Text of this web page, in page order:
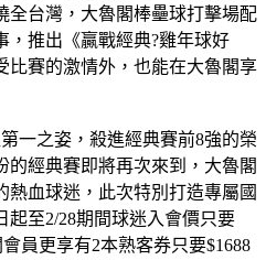
全台灣，大魯閣棒壘球打擊場配
，推出《贏戰經典?雞年球好
比賽的激情外，也能在大魯閣享
一之姿，殺進經典賽前8強的榮
的經典賽即將再次來到，大魯閣
血球迷，此次特別打造專屬國
起至2/28期間球迷入會價只要
員更享有2本熟客券只要$1688